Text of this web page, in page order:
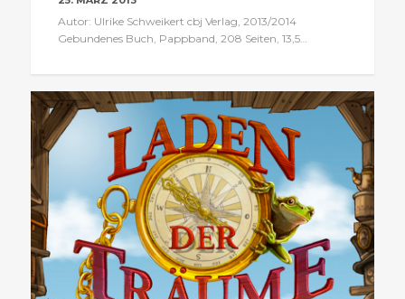
Autor: Ulrike Schweikert cbj Verlag, 2013/2014
Gebundenes Buch, Pappband, 208 Seiten, 13,5…